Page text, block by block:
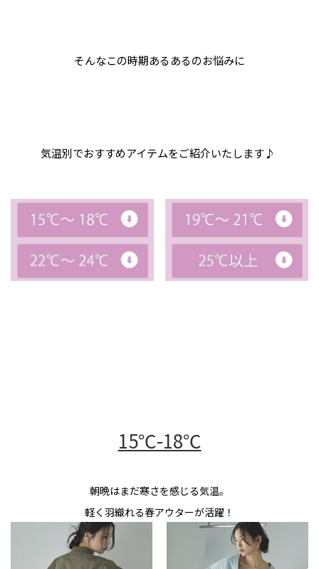
そんなこの時期あるあるのお悩みに
気温別でおすすめアイテムをご紹介いたします♪
15℃-18℃
朝晩はまだ寒さを感じる気温。
軽く羽織れる春アウターが活躍！